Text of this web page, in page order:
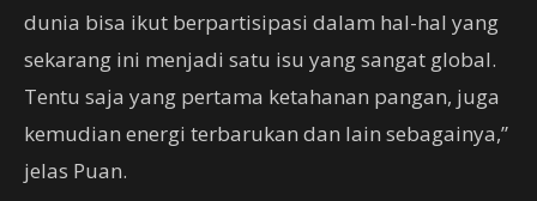
dunia bisa ikut berpartisipasi dalam hal-hal yang
sekarang ini menjadi satu isu yang sangat global.
Tentu saja yang pertama ketahanan pangan, juga
kemudian energi terbarukan dan lain sebagainya,”
jelas Puan.